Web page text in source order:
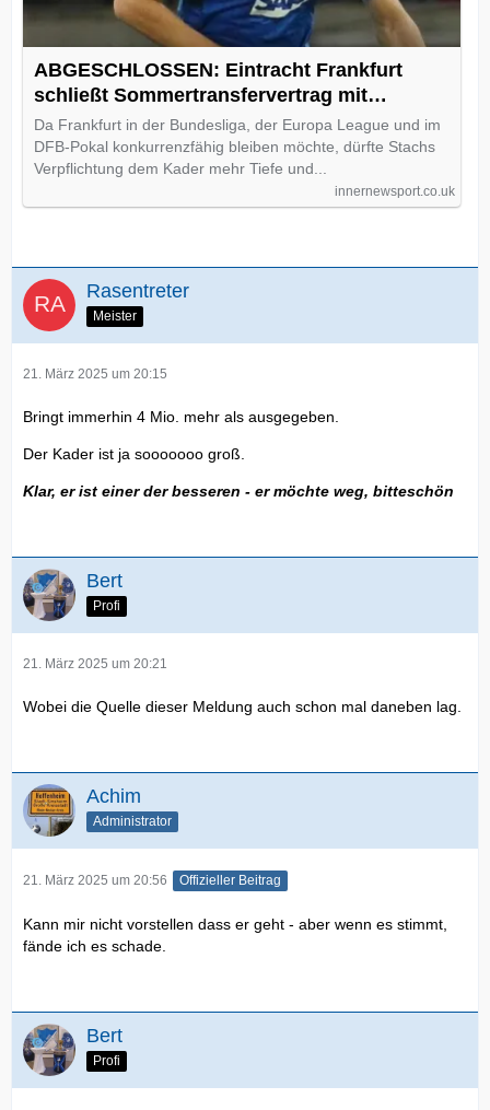
ABGESCHLOSSEN: Eintracht Frankfurt
schließt Sommertransfervertrag mit
Hoffenheim über die Verpflichtung von
Anton Stach. - INNERNEWSPORT
Da Frankfurt in der Bundesliga, der Europa League und im
DFB-Pokal konkurrenzfähig bleiben möchte, dürfte Stachs
Verpflichtung dem Kader mehr Tiefe und...
innernewsport.co.uk
Rasentreter
Meister
21. März 2025 um 20:15
Bringt immerhin 4 Mio. mehr als ausgegeben.
Der Kader ist ja sooooooo groß.
Klar, er ist einer der besseren - er möchte weg, bitteschön
Bert
Profi
21. März 2025 um 20:21
Wobei die Quelle dieser Meldung auch schon mal daneben lag.
Achim
Administrator
21. März 2025 um 20:56 Offizieller Beitrag
Kann mir nicht vorstellen dass er geht - aber wenn es stimmt,
fände ich es schade.
Bert
Profi